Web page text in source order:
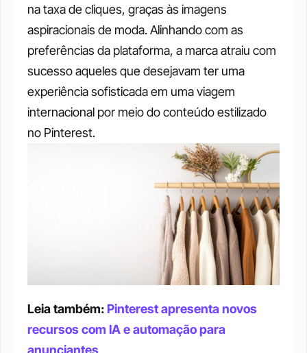
na taxa de cliques, graças às imagens
aspiracionais de moda. Alinhando com as
preferências da plataforma, a marca atraiu com
sucesso aqueles que desejavam ter uma
experiência sofisticada em uma viagem
internacional por meio do conteúdo estilizado
no Pinterest.
Leia também: Pinterest apresenta novos
recursos com IA e automação para
anunciantes